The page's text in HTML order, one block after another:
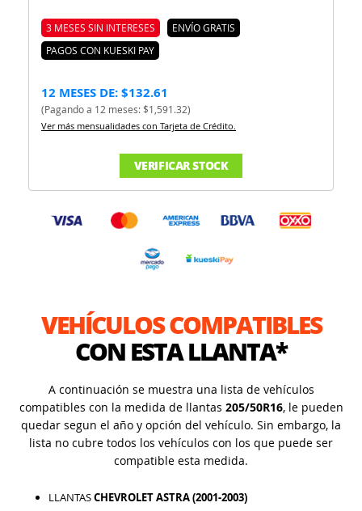
3 MESES SIN INTERESES
ENVÍO GRATIS
PAGOS CON KUESKI PAY
12 MESES DE: $132.61
(Pagando a 12 meses: $1,591.32)
Ver más mensualidades con Tarjeta de Crédito.
VERIFICAR STOCK
VEHÍCULOS COMPATIBLES
CON ESTA LLANTA*
A continuación se muestra una lista de vehículos
compatibles con la medida de llantas 205/50R16, le pueden
quedar segun el año y opción del vehículo. Sin embargo, la
lista no cubre todos los vehículos con los que puede ser
compatible esta medida.
LLANTASCHEVROLET ASTRA (2001-2003)